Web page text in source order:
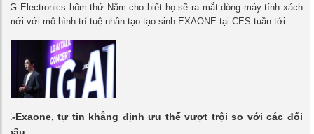
LG Electronics hôm thứ Năm cho biết họ sẽ ra mắt dòng máy tính xách
mới với mô hình trí tuệ nhân tạo tạo sinh EXAONE tại CES tuần tới.
K-Exaone, tự tin khẳng định ưu thế vượt trội so với các đối